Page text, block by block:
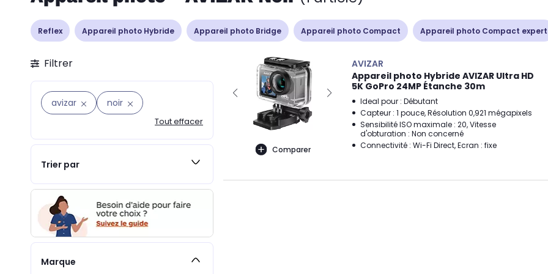
Reflex Appareil photo Hybride Appareil photo Bridge Appareil photo Compact Appareil photo Compact expert
Filtrer
avizar noir
Tout effacer
Trier par
Marque
Comparer
AVIZAR
Appareil photo Hybride AVIZAR Ultra HD
5K GoPro 24MP Étanche 30m
Ideal pour : Débutant
Capteur : 1 pouce, Résolution 0,921 mégapixels
Sensibilité ISO maximale : 20, Vitesse
d'obturation : Non concerné
Connectivité : Wi-Fi Direct, Ecran : fixe